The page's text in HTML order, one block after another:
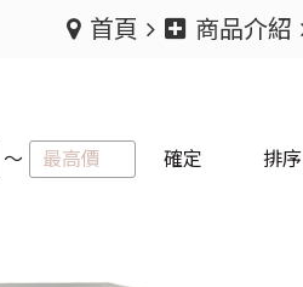
首頁 商品介紹
～ 確定 排序